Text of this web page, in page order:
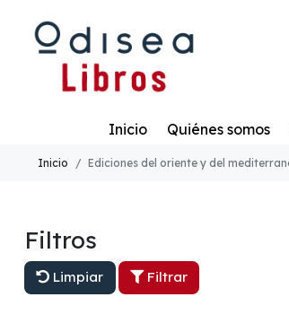
Inicio Quiénes somos
Inicio Ediciones del oriente y del
Filtros
Limpiar Filtrar